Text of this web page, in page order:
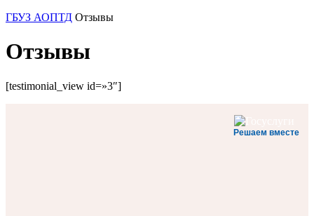
Кнопка
ГБУЗ АОПТД Отзывы
Отзывы
[testimonial_view id=»3″]
Решаем вместе